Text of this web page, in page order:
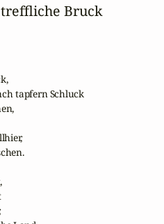
treffliche Bruck
tapfern Schluck